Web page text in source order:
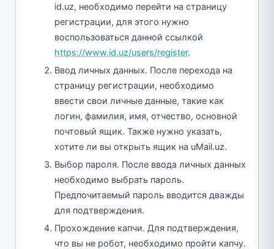
id.uz, необходимо перейти на страницу
регистрации, для этого нужно
воспользоваться данной ссылкой
https://www.id.uz/users/register.
Ввод личных данных. После перехода на
страницу регистрации, необходимо
ввести свои личные данные, такие как
логин, фамилия, имя, отчество, основной
почтовый ящик. Также нужно указать,
хотите ли вы открыть ящик на uMail.uz.
Выбор пароля. После ввода личных данных
необходимо выбрать пароль.
Предпочитаемый пароль вводится дважды
для подтверждения.
Прохождение капчи. Для подтверждения,
что вы не робот, необходимо пройти капчу.